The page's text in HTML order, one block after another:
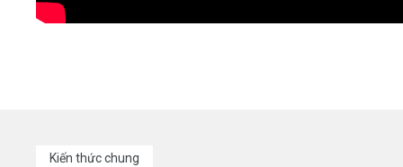
Kiến thức chung